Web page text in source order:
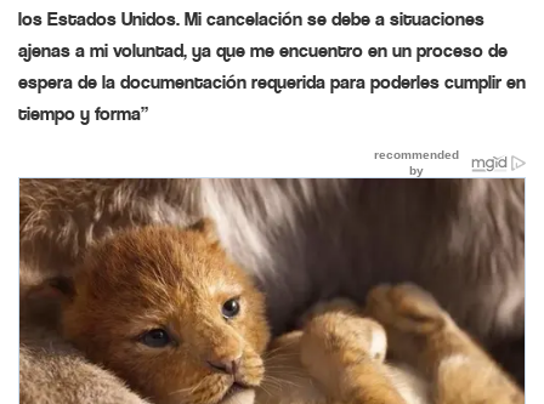
los Estados Unidos. Mi cancelación se debe a situaciones
ajenas a mi voluntad, ya que me encuentro en un proceso de
espera de la documentación requerida para poderles cumplir en
tiempo y forma”